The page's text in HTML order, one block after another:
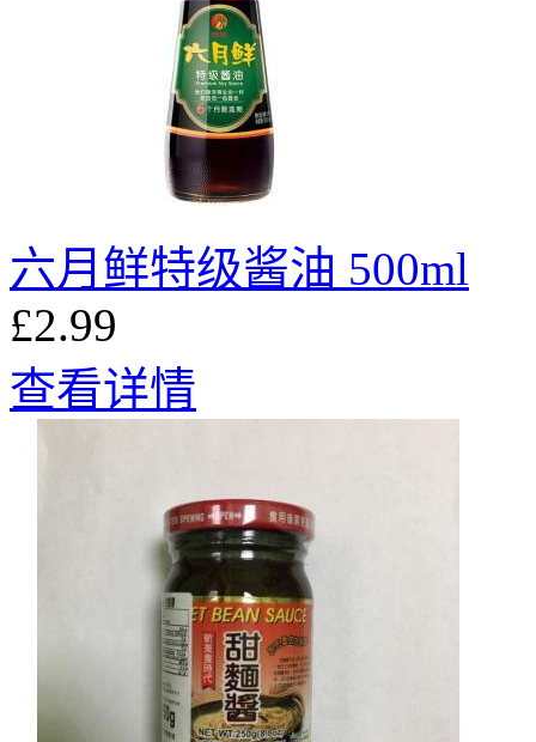
六月鲜特级酱油 500ml
£2.99
查看详情